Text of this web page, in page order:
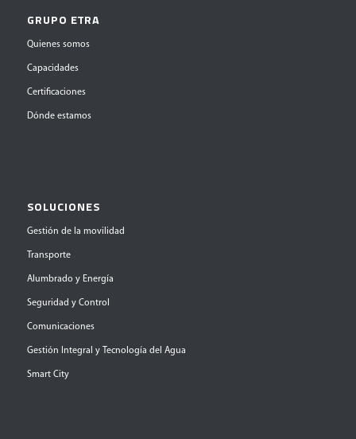
GRUPO ETRA
Quienes somos
Capacidades
Certificaciones
Dónde estamos
SOLUCIONES
Gestión de la movilidad
Transporte
Alumbrado y Energía
Seguridad y Control
Comunicaciones
Gestión Integral y Tecnología del Agua
Smart City